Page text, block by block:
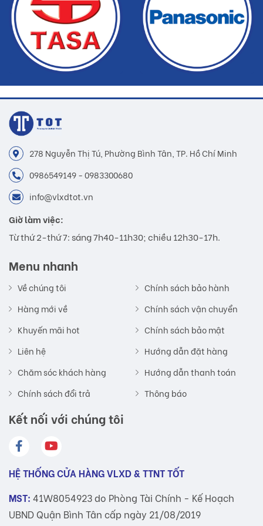
278 Nguyễn Thị Tú, Phường Bình Tân, TP. Hồ Chí Minh
0986549149 - 0983300680
info@vlxdtot.vn
Giờ làm việc:
Từ thứ 2-thứ 7: sáng 7h40-11h30; chiều 12h30-17h.
Menu nhanh
Về chúng tôi
Hàng mới về
Khuyến mãi hot
Liên hệ
Chăm sóc khách hàng
Chính sách đổi trả
Chính sách bảo hành
Chính sách vận chuyển
Chính sách bảo mật
Hướng dẫn đặt hàng
Hướng dẫn thanh toán
Thông báo
Kết nối với chúng tôi
HỆ THỐNG CỬA HÀNG VLXD & TTNT TỐT
MST: 41W8054923 do Phòng Tài Chính - Kế Hoạch
UBND Quận Bình Tân cấp ngày 21/08/2019